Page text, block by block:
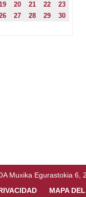
20 21 22
23
27 28 29
30
Muxika Egurastokia
MAPA